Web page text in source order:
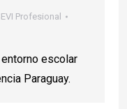
Profesional
escolar
Paraguay.